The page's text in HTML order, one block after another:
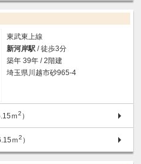
東武東上線
新河岸駅 / 徒歩3分
築年 39年 / 2階建
埼玉県川越市砂965-4
ｍ2 ）
ｍ2 ）